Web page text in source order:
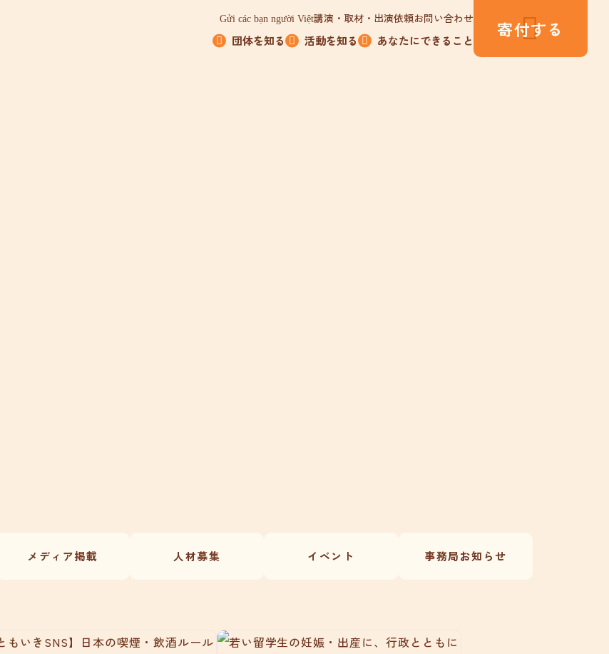
Gửi các bạn người Việt講演・取材・出演依頼お問い合わせ
団体を知る 活動を知る あなたにできること
寄付する
メディア掲載 人材募集 イベント 事務局お知らせ